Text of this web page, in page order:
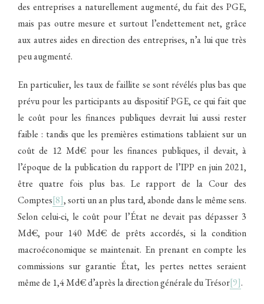
des entreprises a naturellement augmenté, du fait des PGE,
mais pas outre mesure et surtout l’endettement net, grâce
aux autres aides en direction des entreprises, n’a lui que très
peu augmenté.
En particulier, les taux de faillite se sont révélés plus bas que
prévu pour les participants au dispositif PGE, ce qui fait que
le coût pour les finances publiques devrait lui aussi rester
faible : tandis que les premières estimations tablaient sur un
coût de 12 Md€ pour les finances publiques, il devait, à
l’époque de la publication du rapport de l’IPP en juin 2021,
être quatre fois plus bas. Le rapport de la Cour des
Comptes[8], sorti un an plus tard, abonde dans le même sens.
Selon celui-ci, le coût pour l’État ne devait pas dépasser 3
Md€, pour 140 Md€ de prêts accordés, si la condition
macroéconomique se maintenait. En prenant en compte les
commissions sur garantie État, les pertes nettes seraient
même de 1,4 Md€ d’après la direction générale du Trésor[9].